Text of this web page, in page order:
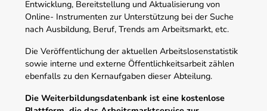
Entwicklung, Bereitstellung und Aktualisierung von
Online- Instrumenten zur Unterstützung bei der Suche
nach Ausbildung, Beruf, Trends am Arbeitsmarkt, etc.
Die Veröffentlichung der aktuellen Arbeitslosenstatistik
sowie interne und externe Öffentlichkeitsarbeit zählen
ebenfalls zu den Kernaufgaben dieser Abteilung.
Die Weiterbildungsdatenbank ist eine kostenlose